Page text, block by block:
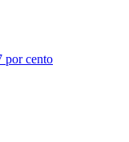
por cento